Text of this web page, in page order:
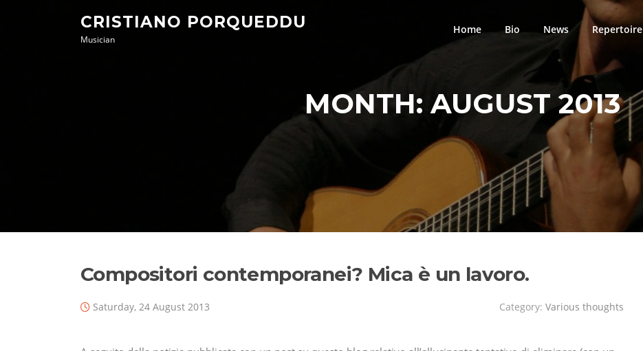
CRISTIANO PORQUEDDU
Musician
Home Bio News Repertoire
MONTH: AUGUST 2013
Compositori contemporanei? Mica è un lavoro.
Saturday, 24 August 2013 Category: Various thoughts